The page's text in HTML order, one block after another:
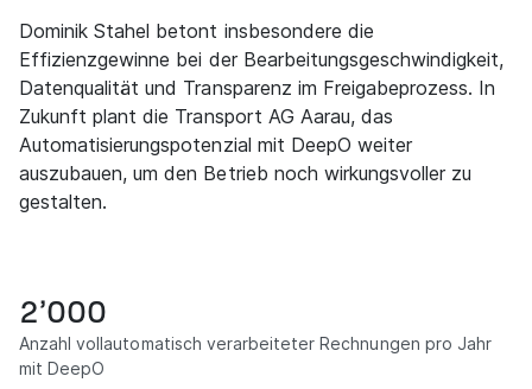
Dominik Stahel betont insbesondere die
Effizienzgewinne bei der Bearbeitungsgeschwindigkeit,
Datenqualität und Transparenz im Freigabeprozess. In
Zukunft plant die Transport AG Aarau, das
Automatisierungspotenzial mit DeepO weiter
auszubauen, um den Betrieb noch wirkungsvoller zu
gestalten.
2’000
Anzahl vollautomatisch verarbeiteter Rechnungen pro Jahr
mit DeepO